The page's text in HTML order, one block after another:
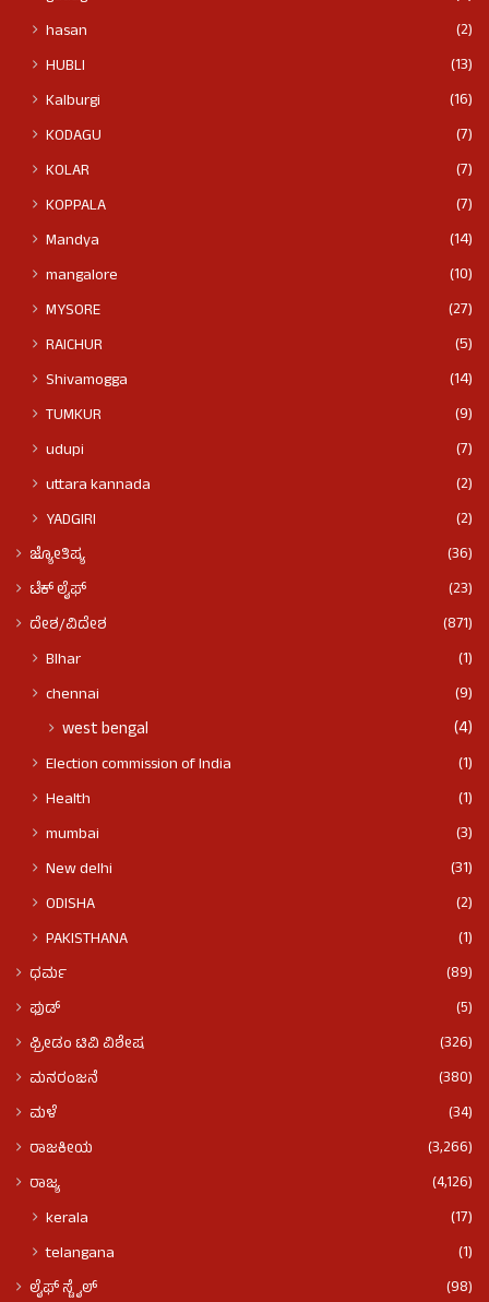
hasan
(2)
HUBLI
(13)
Kalburgi
(16)
KODAGU
(7)
KOLAR
(7)
KOPPALA
(7)
Mandya
(14)
mangalore
(10)
MYSORE
(27)
RAICHUR
(5)
Shivamogga
(14)
TUMKUR
(9)
udupi
(7)
uttara kannada
(2)
YADGIRI
(2)
ಜ್ಯೋತಿಷ್ಯ
(36)
ಟೆಕ್ ಲೈಫ್
(23)
ದೇಶ/ವಿದೇಶ
(871)
BIhar
(1)
chennai
(9)
west bengal (4)
Election commission of India
(1)
Health
(1)
mumbai
(3)
New delhi
(31)
ODISHA
(2)
PAKISTHANA
(1)
ಧರ್ಮ
(89)
ಫುಡ್​​
(5)
ಫ್ರೀಡಂ ಟಿವಿ ವಿಶೇಷ
(326)
ಮನರಂಜನೆ
(380)
ಮಳೆ
(34)
ರಾಜಕೀಯ
(3,266)
ರಾಜ್ಯ
(4,126)
kerala
(17)
telangana
(1)
ಲೈಫ್ ಸ್ಟೈಲ್ (98)